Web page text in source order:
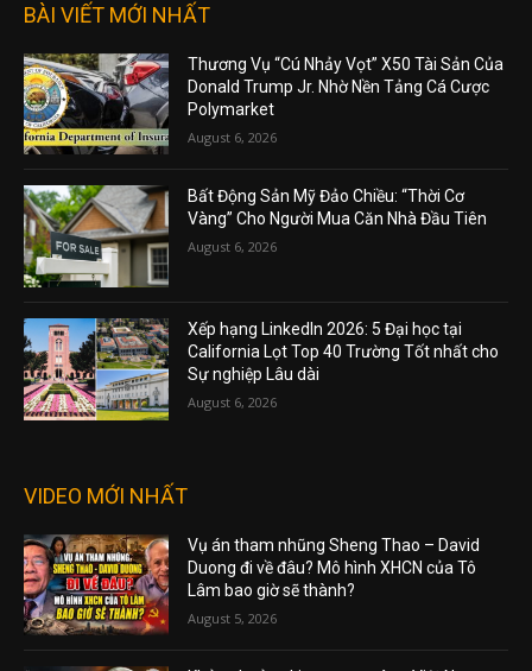
BÀI VIẾT MỚI NHẤT
Thương Vụ “Cú Nhảy Vọt” X50 Tài Sản Của
Donald Trump Jr. Nhờ Nền Tảng Cá Cược
Polymarket
August 6, 2026
Bất Động Sản Mỹ Đảo Chiều: “Thời Cơ
Vàng” Cho Người Mua Căn Nhà Đầu Tiên
August 6, 2026
Xếp hạng LinkedIn 2026: 5 Đại học tại
California Lọt Top 40 Trường Tốt nhất cho
Sự nghiệp Lâu dài
August 6, 2026
VIDEO MỚI NHẤT
Vụ án tham nhũng Sheng Thao – David
Duong đi về đâu? Mô hình XHCN của Tô
Lâm bao giờ sẽ thành?
August 5, 2026